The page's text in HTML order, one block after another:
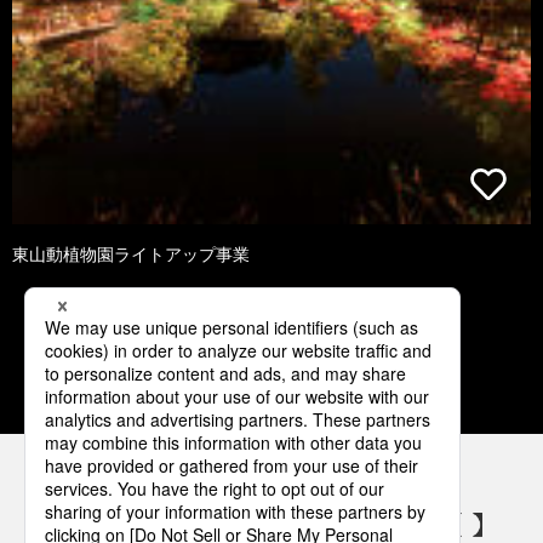
東山動植物園ライトアップ事業
1 2 3 4 5
パナソニックの電気設備 SNSアカウント